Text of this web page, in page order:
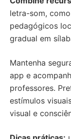
letra-som,
pedagógicos
gradual em
Mantenha
app e
professores.
estímulos
visual e